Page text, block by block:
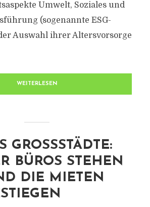
Umwelt, Soziales und
(sogenannte ESG-
Auswahl ihrer Altersvorsorge
WEITERLESEN
GROSSSTÄDTE: W
STEHEN L
DIE MIETEN S